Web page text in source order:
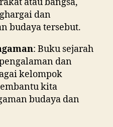
dan
budaya tersebut.
: Buku sejarah
dan
kelompok
kita
budaya dan